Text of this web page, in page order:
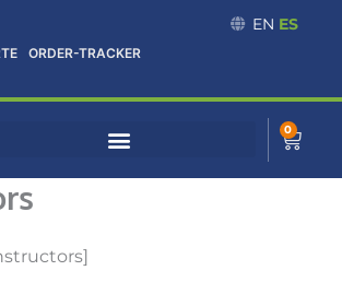
ORDER-TRACKER
EN ES
0
Cart